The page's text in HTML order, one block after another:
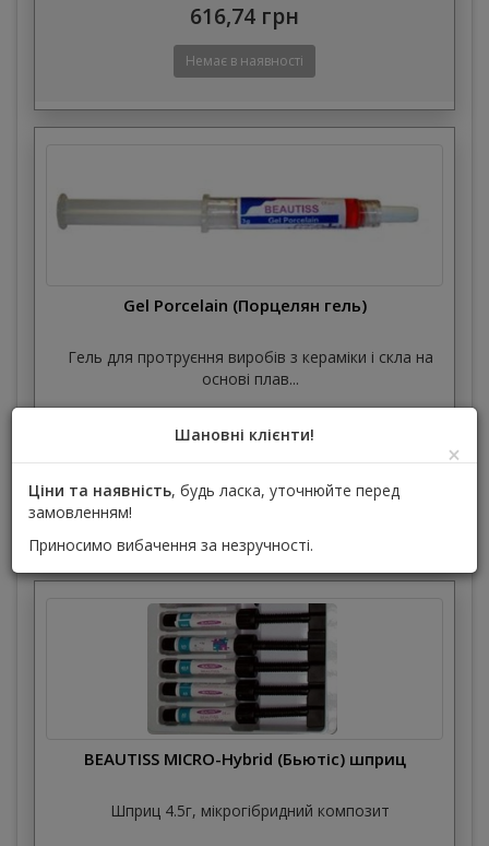
616,74 грн
Gel Porcelain (Порцелян гель)
Гель для протруєння виробів з кераміки і скла на
основі плав...
Beautiss™ (Бьютисс)
704,85 грн
BEAUTISS MICRO-Hybrid (Бьютіс) шприц
Шприц 4.5г, мікрогібридний композит
Шановні клієнти!
×
Ціни та наявність, будь ласка, уточнюйте перед
замовленням!
Приносимо вибачення за незручності.